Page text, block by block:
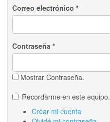
Correo electrónico *
Contraseña *
Mostrar Contraseña.
Recordarme en este equipo.
Crear mi cuenta